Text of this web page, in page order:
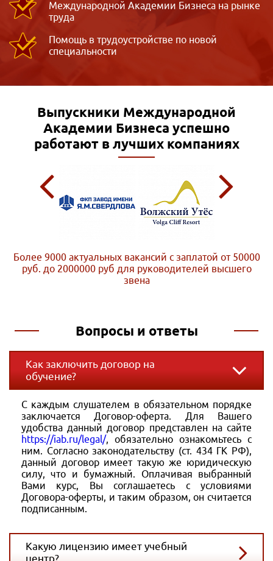
Международной Академии Бизнеса на рынке
труда
Помощь в трудоустройстве по новой
специальности
Выпускники Международной
Академии Бизнеса успешно
работают в лучших компаниях
Более 9000 актуальных вакансий с заплатой от 50000
руб. до 2000000 руб для руководителей высшего
звена
Вопросы и ответы
Как заключить договор на
обучение?
С каждым слушателем в обязательном порядке
заключается Договор-оферта. Для Вашего
удобства данный договор представлен на сайте
https://iab.ru/legal/, обязательно ознакомьтесь с
ним. Согласно законодательству (ст. 434 ГК РФ),
данный договор имеет такую же юридическую
силу, что и бумажный. Оплачивая выбранный
Вами курс, Вы соглашаетесь с условиями
Договора-оферты, и таким образом, он считается
подписанным.
Какую лицензию имеет учебный
центр?